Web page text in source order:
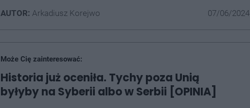
AUTOR: Arkadiusz Korejwo 07/06/2024
Może Cię zainteresować:
Historia już oceniła. Tychy poza Unią
byłyby na Syberii albo w Serbii [OPINIA]